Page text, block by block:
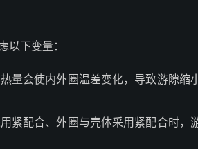
以下变量：
量会使内外圈温差变化，导致游隙缩
紧配合、外圈与壳体采用紧配合时，